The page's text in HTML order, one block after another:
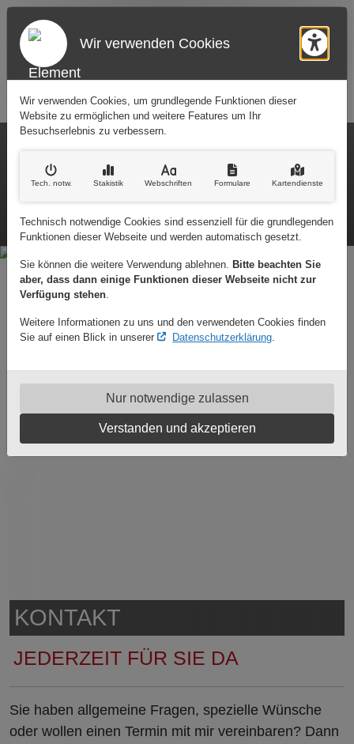
(02 11) 42 53 27
info@boettcher-elektro.com
Termine nur nach Vereinbarung
KONTAKT
JEDERZEIT FÜR SIE DA
Sie haben allgemeine Fragen, spezielle Wünsche
oder wollen einen Termin mit mir vereinbaren? Dann
Wir verwenden Cookies
Wir verwenden Cookies, um grundlegende Funktionen dieser
Website zu ermöglichen und weitere Features um Ihr
Besuchserlebnis zu verbessern.
Tech. notw. Stakistik Webschriften Formulare Kartendienste
Technisch notwendige Cookies sind essenziell für die grundlegenden
Funktionen dieser Webseite und werden automatisch gesetzt.
Sie können die weitere Verwendung ablehnen. Bitte beachten Sie
aber, dass dann einige Funktionen dieser Webseite nicht zur
Verfügung stehen
Weitere Informationen zu uns und den verwendeten Cookies finden
Sie auf einen Blick in unserer
Datenschutzerklärung
Nur notwendige zulassen
Verstanden und akzeptieren